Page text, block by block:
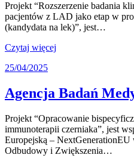
Projekt “Rozszerzenie badania
pacjentów z LAD jako etap w
(kandydata na lek)”, jest…
Czytaj więcej
25/04/2025
Agencja Badań
Projekt “Opracowanie
immunoterapii czerniaka”, jest
Europejską –
Odbudowy i Zwiększenia…